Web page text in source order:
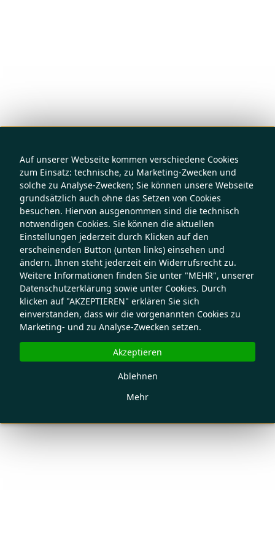
Auf unserer Webseite kommen verschiedene Cookies
zum Einsatz: technische, zu Marketing-Zwecken und
solche zu Analyse-Zwecken; Sie können unsere Webseite
grundsätzlich auch ohne das Setzen von Cookies
besuchen. Hiervon ausgenommen sind die technisch
notwendigen Cookies. Sie können die aktuellen
Einstellungen jederzeit durch Klicken auf den
erscheinenden Button (unten links) einsehen und
ändern. Ihnen steht jederzeit ein Widerrufsrecht zu.
Weitere Informationen finden Sie unter "MEHR", unserer
Datenschutzerklärung sowie unter Cookies. Durch
klicken auf "AKZEPTIEREN" erklären Sie sich
einverstanden, dass wir die vorgenannten Cookies zu
Marketing- und zu Analyse-Zwecken setzen.
Mehr
Ablehnen
Akzeptieren